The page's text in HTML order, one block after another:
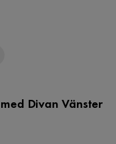
Divan Vänster